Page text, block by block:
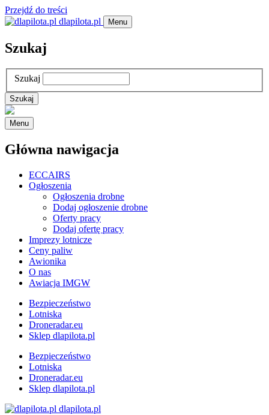
Przejdź do treści
dlapilota.pl
Menu
Szukaj
Szukaj
Menu
Główna nawigacja
ECCAIRS
Ogłoszenia
Ogłoszenia drobne
Dodaj ogłoszenie drobne
Oferty pracy
Dodaj ofertę pracy
Imprezy lotnicze
Ceny paliw
Awionika
O nas
Awiacja IMGW
Bezpieczeństwo
Lotniska
Droneradar.eu
Sklep dlapilota.pl
Bezpieczeństwo
Lotniska
Droneradar.eu
Sklep dlapilota.pl
dlapilota.pl